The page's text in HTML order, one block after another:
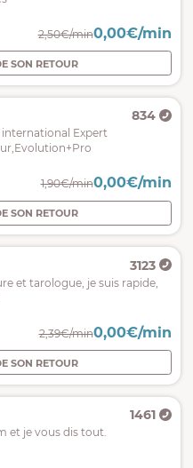
2,50€/min0,00€/min
SON RETOUR
834
international Expert
1,90€/min0,00€/min
SON RETOUR
3123
et tarologue, je suis rapide,
2,39€/min0,00€/min
SON RETOUR
1461
et je vous dis tout.